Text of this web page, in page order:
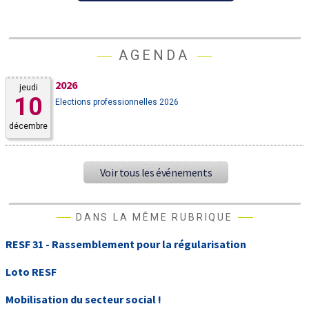
AGENDA
jeudi
10
décembre
2026
Elections professionnelles 2026
Voir tous les événements
DANS LA MÊME RUBRIQUE
RESF 31 - Rassemblement pour la régularisation
Loto RESF
Mobilisation du secteur social !